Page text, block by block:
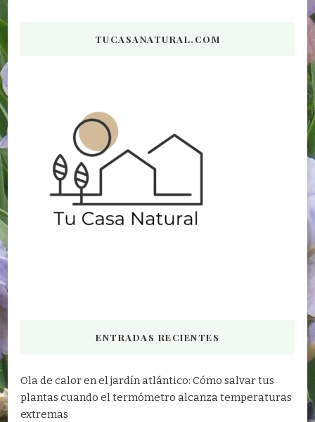
TUCASANATURAL.COM
ENTRADAS RECIENTES
Ola de calor en el jardín atlántico: Cómo salvar tus
plantas cuando el termómetro alcanza temperaturas
extremas